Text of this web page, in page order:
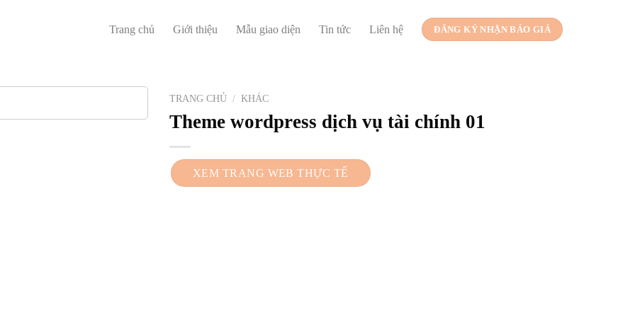
Trang chủ Giới thiệu Mẫu giao diện Tin tức Liên hệ ĐĂNG KÝ NHẬN BÁO GIÁ
TRANG CHỦ / KHÁC
Theme wordpress dịch vụ tài chính 01
XEM TRANG WEB THỰC TẾ